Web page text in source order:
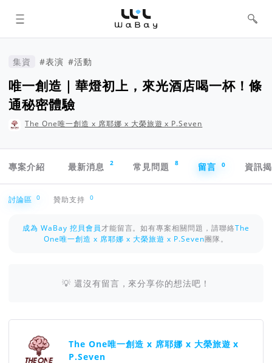
WaBay 挖貝 | 台灣最值得信賴的群眾
集資 / 群眾募資平台
集資 #表演 #活動
唯一創造｜華燈初上，來光酒店喝一杯！條
通秘密體驗
The One唯一創造 x 席耶娜 x 大榮旅遊 x P.Seven
專案介紹
最新消息 2 常見問題 8 留言 0 資訊
討論區 0 贊助支持 0
成為 WaBay 挖貝會員才能留言。如有專案相關問題，請聯絡The
One唯一創造 x 席耶娜 x 大榮旅遊 x P.Seven團隊。
💡 還沒有留言，來分享你的想法吧！
The One唯一創造 x 席耶娜 x 大榮旅遊 x
P.Seven